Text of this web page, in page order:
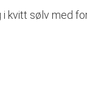
i kvitt sølv med